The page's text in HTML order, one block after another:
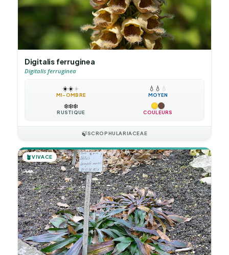
Digitalis ferruginea
Digitalis ferruginea
☀️☀️☀️
MI-OMBRE
💧 💧 💧
MOYEN
❄️❄️❄️
RUSTIQUE COULEURS
🍃SCROPHULARIACEAE
🪴VIVACE